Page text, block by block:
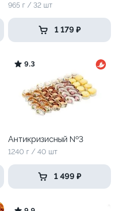
965 г / 32 шт
1 179 ₽
9.3
Антикризисный №3
1240 г / 40 шт
1 499 ₽